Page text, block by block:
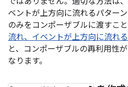
ベントが上方向に流れるパター
のみをコンポーザブルに渡すこと
流れ、イベントが上方向に流れる
と、コンポーザブルの再利用性
なります。